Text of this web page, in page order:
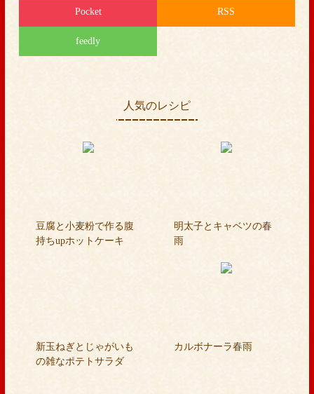
Pocket RSS
feedly
人気のレシピ
豆腐と小麦粉で作る腹
持ちupホットケーキ
明太子とキャベツの春
雨
新玉ねぎとじゃがいも
の雑なポテトサラダ
カルボナーラ春雨